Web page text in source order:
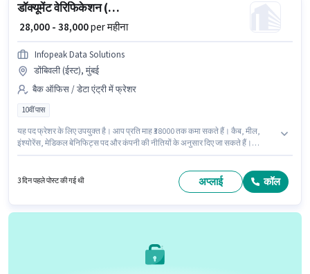
डॉक्यूमेंट वेरिफिकेशन (ऑफिस)
₹ 28,000 - 38,000per महीना
Infopeak Data Solutions
डोंबिवली (ईस्ट), मुंबई
बैक ऑफिस / डेटा एंट्री में फ्रेशर
10वीं पास
यह पद फ्रेशर के लिए उपयुक्त है। आप प्रति माह ₹38000 तक कमा सकते हैं। कैब, मील,
इंश्योरेंस, मेडिकल बेनिफिट्स पद और कंपनी की नीतियों के अनुसार दिए जा सकते हैं।
मिलती है। यह वैकेंसी डोंबिवली (ईस्ट), मुंबई में है। इस पद के लिए उम्मीदवार के पास 10वीं पास
3 दिन पहले पोस्ट की गई थी अप्लाई कॉल